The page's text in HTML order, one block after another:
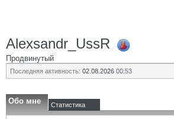
Alexsandr_UssR
Продвинутый
Последняя активность: 02.08.2026 00:53
Обо мне Статистика